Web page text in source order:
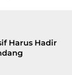
Harus Hadir